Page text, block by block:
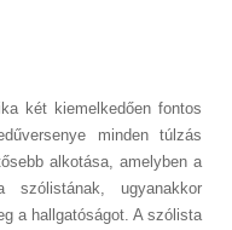
két kiemelkedően fontos
minden túlzás
alkotása, amelyben a
ugyanakkor
a hallgatóságot. A szólista